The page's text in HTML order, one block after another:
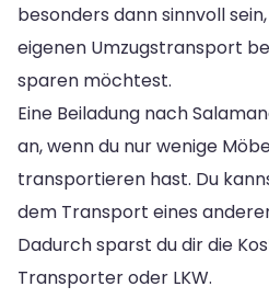
besonders dann sinnvoll
eigenen Umzugstransport
sparen möchtest.
Eine Beiladung nach
an, wenn du nur wenige
transportieren hast. Du
dem Transport eines
Dadurch sparst du dir die
Transporter oder LKW.